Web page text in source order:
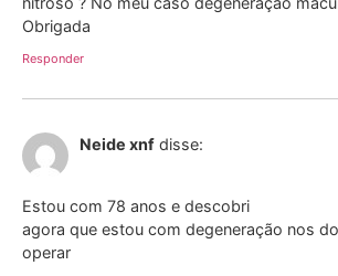
Obrigada
Responder
Neide xnf disse:
Estou com 78 anos e descobri
agora que estou com degeneração nos
operar